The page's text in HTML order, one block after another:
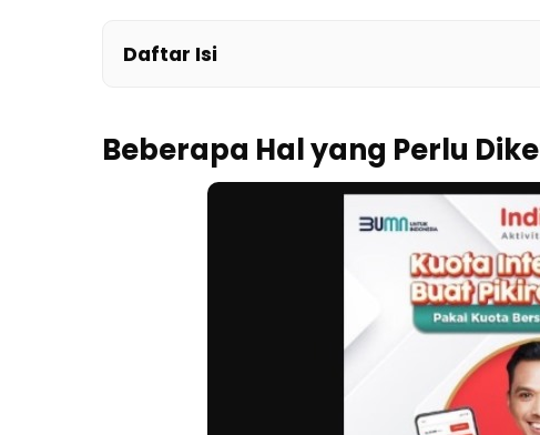
Daftar Isi
Beberapa Hal yang Perlu